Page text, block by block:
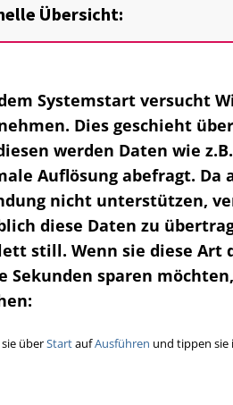
Übersicht:
Systemstart versucht
Dies geschieht
werden Daten wie
Auflösung abefragt.
nicht unterstützen,
diese Daten zu
still. Wenn sie diese Art
Sekunden sparen
überStartaufAusführen und tippen sie